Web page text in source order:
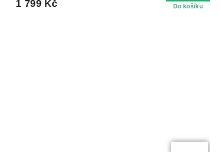
1 799 Kč Do košíku